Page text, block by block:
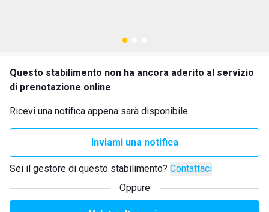
Questo stabilimento non ha ancora aderito al servizio
di prenotazione online
Ricevi una notifica appena sarà disponibile
Inviami una notifica
Sei il gestore di questo stabilimento? Contattaci
Oppure